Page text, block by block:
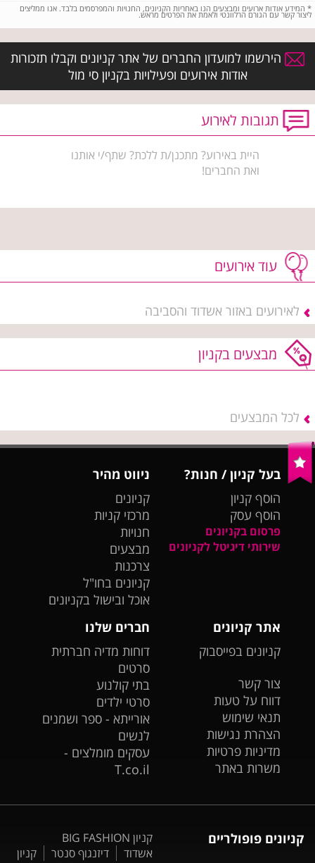
* המידע אודות ארועים ומבצעים הנו באחריות הקניונים, החנויות והמפרסמים בלבד. אנו ממליצים
ליצור קשר עם הגורם הרלוונטי ולאמת את הפרטים מראש.
הירשמו למועדון החברים של אתר קניונים וקבלו תזכורות
אודות אירועים ופעילויות בקניון סי מול
תגובות לאירוע
היית באירוע? מתכנן/ת ללכת? שתף/י אותנו
ואת החברים!
עוד אירועים
לאירועים באזור אשדוד והסביבה
מבצעים בקניון
לכל המבצעים
בעל קניון / חנות?
הוסף קניון
הוסף עסק
פרסום בקניונים
שירותי דיגיטל לקניונים
ניווט מהיר
קניונים
מרכזי קניות
חנויות
מבצעים
צרכנות
קניונים בחו"ל
אוכל ובישול בקניונים
אתר קניונים
קניונים בפייסבוק
צור קשר
דווח על טעות
תנאי שימוש
הצהרת נגישות
מדיניות פרטיות
משרות באתר
חברים שלנו
דוחות מדיה חברתית
סרטים
בתי קולנוע
סרטי ילדים
אורייתא - ספר ושמנים
לנשים
עסקים מומלצים -
T.co.il
קניונים פופולריים
קניון BIG FASHION
אשדוד
דיזנגוף סנטר
קניון